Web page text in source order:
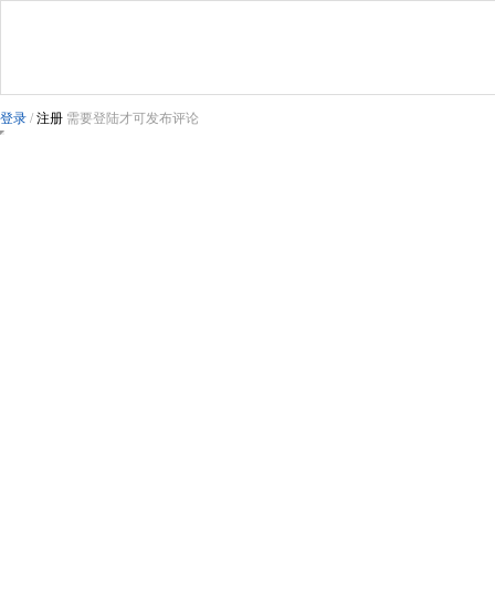
登录 / 注册 需要登陆才可发布评论